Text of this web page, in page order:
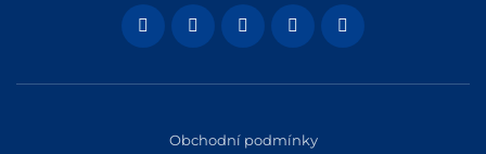
Obchodní podmínky